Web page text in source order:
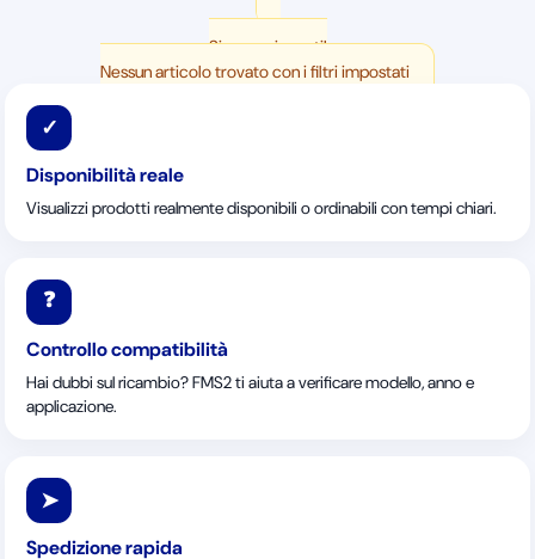
Siamo spiacenti!
Nessun articolo trovato con i filtri impostati
✓
Disponibilità reale
Visualizzi prodotti realmente disponibili o ordinabili con tempi chiari.
❓
Controllo compatibilità
Hai dubbi sul ricambio? FMS2 ti aiuta a verificare modello, anno e
applicazione.
➤
Spedizione rapida